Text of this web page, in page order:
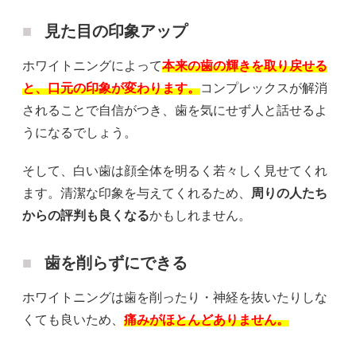
見た目の印象アップ
ホワイトニングによって本来の歯の輝きを取り戻せる
と、口元の印象が変わります。コンプレックスが解消
されることで自信がつき、歯を気にせず人と話せるよ
うになるでしょう。
そして、白い歯は顔全体を明るく若々しく見せてくれ
ます。清潔な印象を与えてくれるため、
周りの人たち
からの評判も良くなるかもしれません。
歯を削らずにできる
ホワイトニングは歯を削ったり・神経を抜いたりしな
くても良いため、 痛みがほとんどありません。